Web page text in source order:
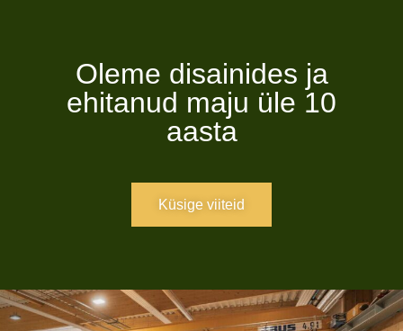
Oleme disainides ja
ehitanud maju üle 10
aasta
Küsige viiteid